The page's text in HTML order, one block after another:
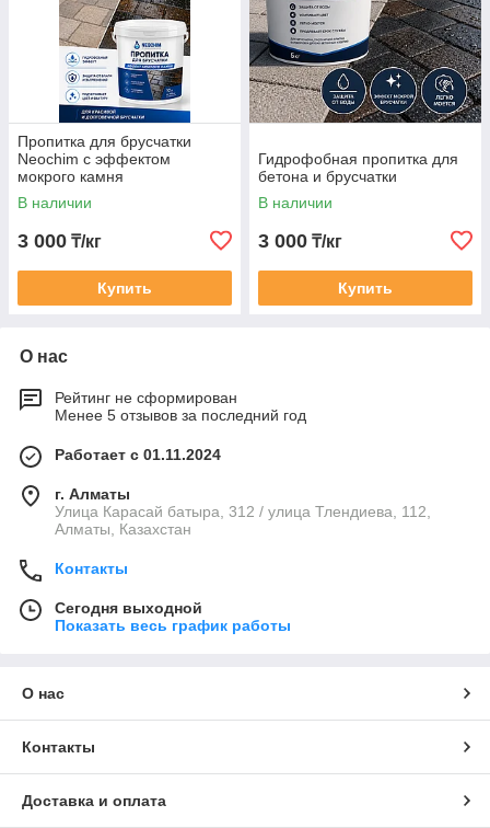
Пропитка для брусчатки
Neochim с эффектом
мокрого камня
В наличии
3 000 ₸/кг
Купить
Гидрофобная пропитка для
бетона и брусчатки
В наличии
3 000 ₸/кг
Купить
О нас
Рейтинг не сформирован
Менее 5 отзывов за последний год
Работает с 01.11.2024
г. Алматы
Улица Карасай батыра, 312 / улица Тлендиева, 112,
Алматы, Казахстан
Контакты
Сегодня выходной
Показать весь график работы
О нас
Контакты
Доставка и оплата